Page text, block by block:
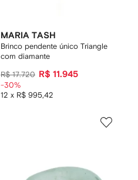
MARIA TASH
Brinco pendente único Triangle
com diamante
R$ 17.720 R$ 11.945
12 x R$ 995,42
-30%